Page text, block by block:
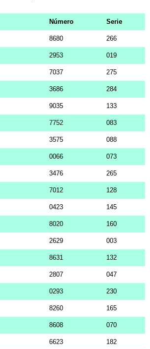
Número Serie
8680 266
2953 019
7037 275
3686 284
9035 133
7752 083
3575 088
0066 073
3476 265
7012 128
0423 145
8020 160
2629 003
8631 132
2807 047
0293 230
8260 165
8608 070
6623 182